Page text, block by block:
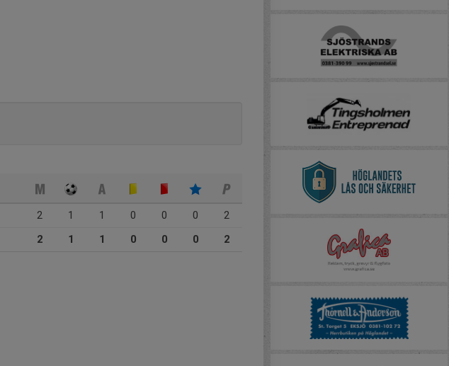
2 1 1 0 0 0
2
2 1 1 0 0 0 2